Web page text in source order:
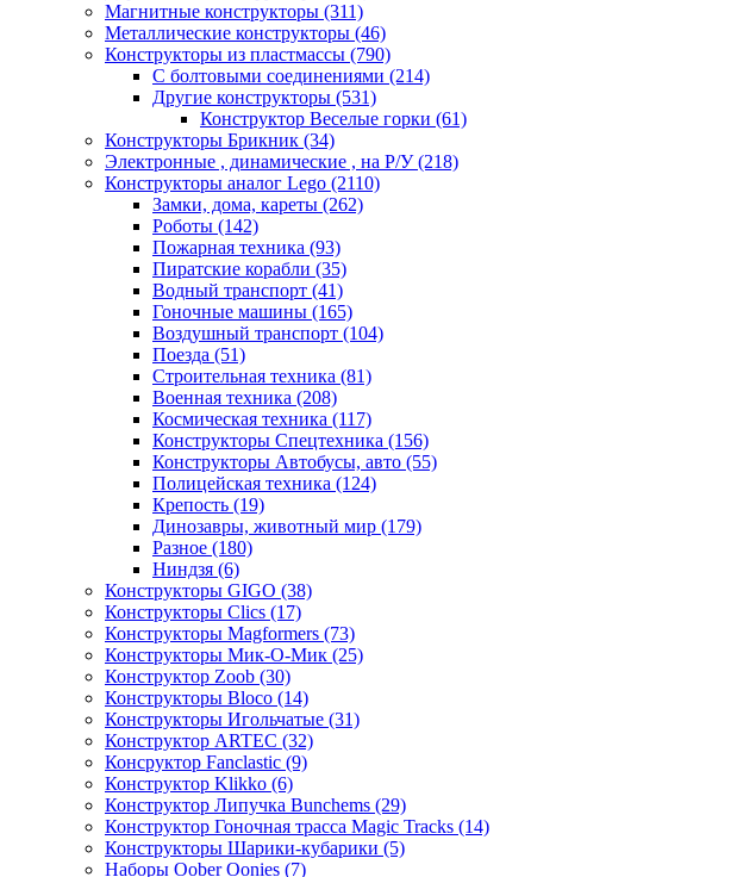
Магнитные конструкторы (311)
Металлические конструкторы (46)
Конструкторы из пластмассы (790)
С болтовыми соединениями (214)
Другие конструкторы (531)
Конструктор Веселые горки (61)
Конструкторы Брикник (34)
Электронные , динамические , на Р/У(218)
Конструкторы аналог Lego (2110)
Замки, дома, кареты (262)
Роботы (142)
Пожарная техника (93)
Пиратские корабли (35)
Водный транспорт (41)
Гоночные машины (165)
Воздушный транспорт (104)
Поезда (51)
Строительная техника (81)
Военная техника (208)
Космическая техника (117)
Конструкторы Спецтехника (156)
Конструкторы Автобусы, авто (55)
Полицейская техника (124)
Крепость (19)
Динозавры, животный мир (179)
Разное (180)
Ниндзя (6)
Конструкторы GIGO (38)
Конструкторы Clics (17)
Конструкторы Magformers (73)
Конструкторы Мик-О-Мик (25)
Конструктор Zoob (30)
Конструкторы Bloco (14)
Конструкторы Игольчатые (31)
Конструктор ARTEC (32)
Консруктор Fanclastic (9)
Конструктор Klikko (6)
Конструктор Липучка Bunchems (29)
Конструктор Гоночная трасса Magic Tracks (14)
Конструкторы Шарики-кубарики (5)
Наборы Oober Oonies (7)